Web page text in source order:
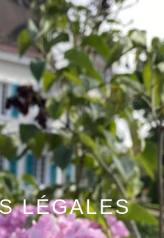
LÉGALES